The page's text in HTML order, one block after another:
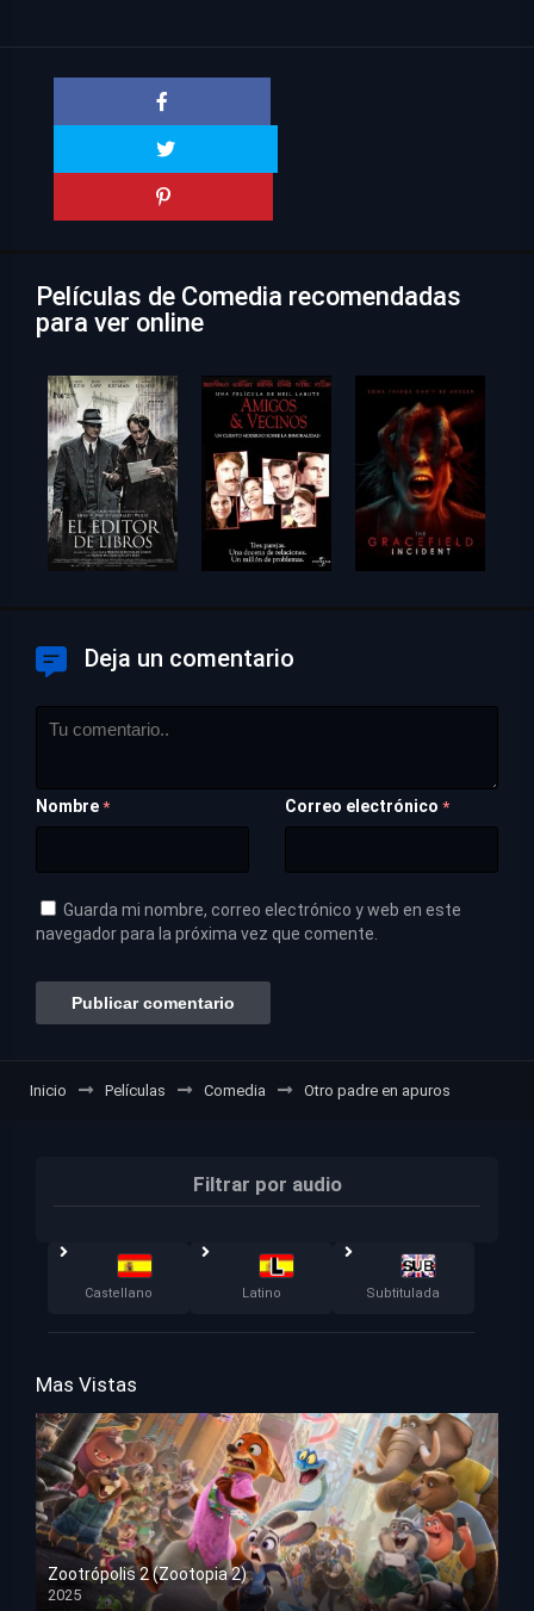
Películas de Comedia recomendadas
para ver online
Deja un comentario
Nombre * Correo electrónico *
Guarda mi nombre, correo electrónico y web en este
navegador para la próxima vez que comente.
Inicio Películas Comedia Otro padre en apuros
Filtrar por audio
Castellano Latino Subtitulada
Mas Vistas
Zootrópolis 2 (Zootopia 2)
2025
HD 1080p